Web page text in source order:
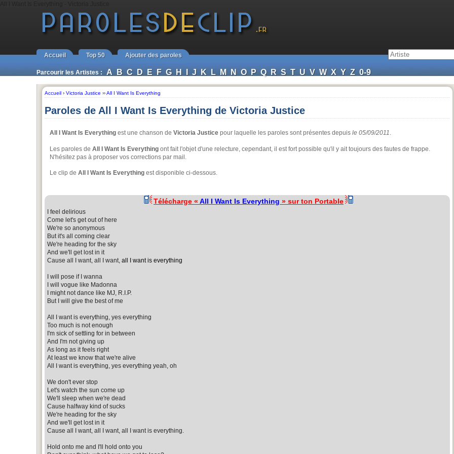
Accueil Top 50 Ajouter des paroles
Parcourir les Artistes : A B C D E F G H I J K L M N O P Q R S T U V W X Y Z 0-9
Accueil › Victoria Justice ››All I Want Is Everything
Paroles de All I Want Is Everything de Victoria Justice
All I Want Is Everything est une chanson de Victoria Justice pour laquelle les paroles sont présentes depuis le 05/09/2011.
Les paroles de All I Want Is Everything ont fait l'objet d'une relecture, cependant, il est fort possible qu'il y ait toujours des fautes de frappe.
N'hésitez pas à proposer vos corrections par mail.
Le clip de All I Want Is Everything est disponible ci-dessous.
Télécharge « All I Want Is Everything » sur ton Portable
I feel delirious
Come let's get out of here
We're so anonymous
But it's all coming clear
We're heading for the sky
And we'll get lost in it
Cause all I want, all I want, all I want is everything
I will pose if I wanna
I will vogue like Madonna
I might not dance like MJ, R.I.P.
But I will give the best of me
All I want is everything, yes everything
Too much is not enough
I'm sick of settling for in between
And I'm not giving up
As long as it feels right
At least we know that we're alive
All I want is everything, yes everything yeah, oh
We don't ever stop
Let's watch the sun come up
We'll sleep when we're dead
Cause halfway kind of sucks
We're heading for the sky
And we'll get lost in it
Cause all I want, all I want, all I want is everything.
Hold onto me and I'll hold onto you